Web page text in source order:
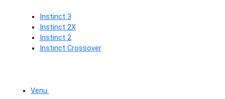
Instinct 3
Instinct 2X
Instinct 2
Instinct Crossover
Venu